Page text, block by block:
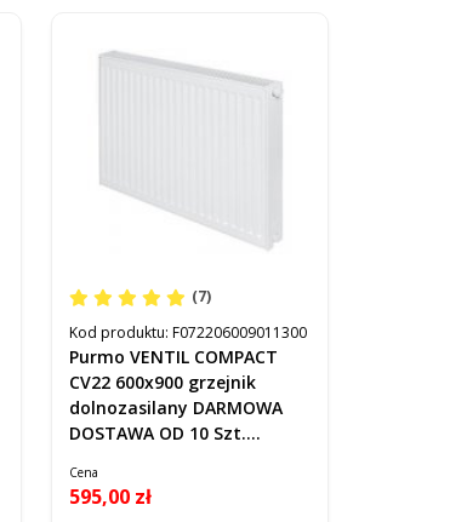
(7)
Kod produktu: F072206009011300
Purmo VENTIL COMPACT
CV22 600x900 grzejnik
dolnozasilany DARMOWA
DOSTAWA OD 10 Szt.
Cena
595,00 zł